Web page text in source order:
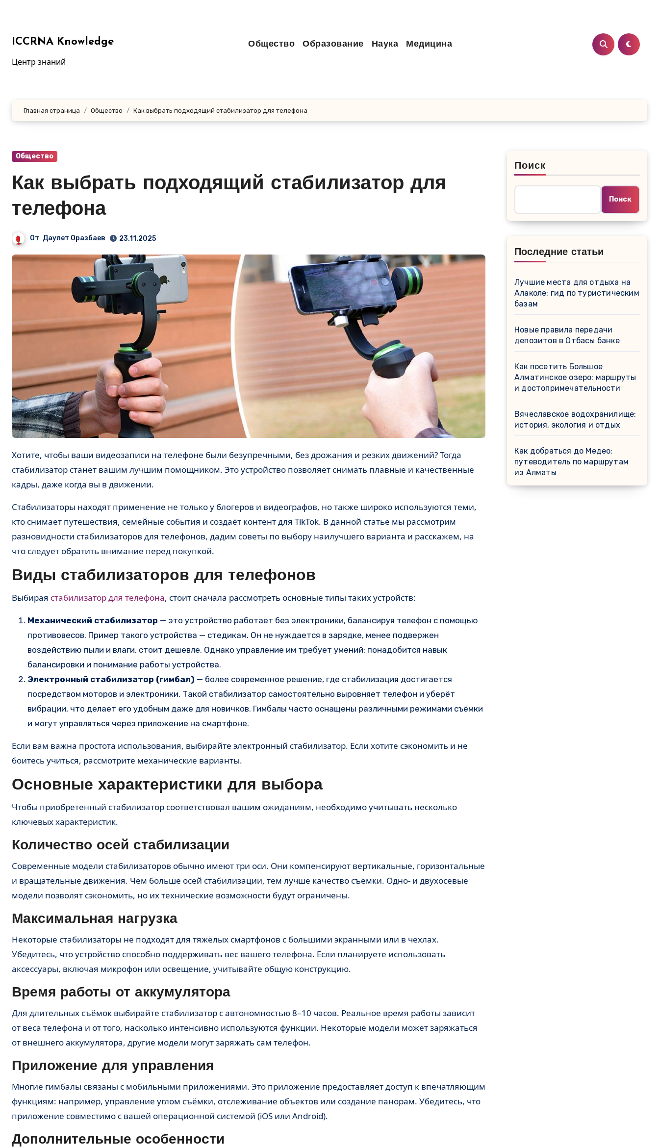
ICCRNA Knowledge
Центр знаний
Общество Образование Наука Медицина
Главная страница Общество Как выбрать подходящий стабилизатор для телефона
Общество
Как выбрать подходящий стабилизатор для
телефона
От Даулет Оразбаев 23.11.2025
Хотите, чтобы ваши видеозаписи на телефоне были безупречными, без дрожания и резких движений? Тогда
стабилизатор станет вашим лучшим помощником. Это устройство позволяет снимать плавные и качественные
кадры, даже когда вы в движении.
Стабилизаторы находят применение не только у блогеров и видеографов, но также широко используются теми,
кто снимает путешествия, семейные события и создаёт контент для TikTok. В данной статье мы рассмотрим
разновидности стабилизаторов для телефонов, дадим советы по выбору наилучшего варианта и расскажем, на
что следует обратить внимание перед покупкой.
Виды стабилизаторов для телефонов
Выбирая стабилизатор для телефона, стоит сначала рассмотреть основные типы таких устройств:
Механический стабилизатор — это устройство работает без электроники, балансируя телефон с помощью
противовесов. Пример такого устройства — стедикам. Он не нуждается в зарядке, менее подвержен
воздействию пыли и влаги, стоит дешевле. Однако управление им требует умений: понадобится навык
балансировки и понимание работы устройства.
Электронный стабилизатор (гимбал) — более современное решение, где стабилизация достигается
посредством моторов и электроники. Такой стабилизатор самостоятельно выровняет телефон и уберёт
вибрации, что делает его удобным даже для новичков. Гимбалы часто оснащены различными режимами съёмки
и могут управляться через приложение на смартфоне.
Если вам важна простота использования, выбирайте электронный стабилизатор. Если хотите сэкономить и не
боитесь учиться, рассмотрите механические варианты.
Основные характеристики для выбора
Чтобы приобретенный стабилизатор соответствовал вашим ожиданиям, необходимо учитывать несколько
ключевых характеристик.
Количество осей стабилизации
Современные модели стабилизаторов обычно имеют три оси. Они компенсируют вертикальные, горизонтальные
и вращательные движения. Чем больше осей стабилизации, тем лучше качество съёмки. Одно- и двухосевые
модели позволят сэкономить, но их технические возможности будут ограничены.
Максимальная нагрузка
Некоторые стабилизаторы не подходят для тяжёлых смартфонов с большими экранными или в чехлах.
Убедитесь, что устройство способно поддерживать вес вашего телефона. Если планируете использовать
аксессуары, включая микрофон или освещение, учитывайте общую конструкцию.
Время работы от аккумулятора
Для длительных съёмок выбирайте стабилизатор с автономностью 8–10 часов. Реальное время работы зависит
от веса телефона и от того, насколько интенсивно используются функции. Некоторые модели может заряжаться
от внешнего аккумулятора, другие модели могут заряжать сам телефон.
Приложение для управления
Многие гимбалы связаны с мобильными приложениями. Это приложение предоставляет доступ к впечатляющим
функциям: например, управление углом съёмки, отслеживание объектов или создание панорам. Убедитесь, что
приложение совместимо с вашей операционной системой (iOS или Android).
Дополнительные особенности
Поиск
Поиск
Последние статьи
Лучшие места для отдыха на
Алаколе: гид по туристическим
базам
Новые правила передачи
депозитов в Отбасы банке
Как посетить Большое
Алматинское озеро: маршруты
и достопримечательности
Вячеславское водохранилище:
история, экология и отдых
Как добраться до Медео:
путеводитель по маршрутам
из Алматы